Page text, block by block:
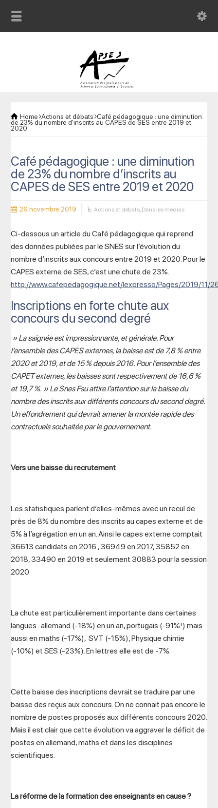
Home Actions et débats Café pédagogique : une diminution
de 23% du nombre d'inscrits au CAPES de SES entre 2019 et
2020
Café pédagogique : une diminution
de 23% du nombre d’inscrits au
CAPES de SES entre 2019 et 2020
26 novembre 2019 Actions et débats, Dans les médias
Ci-dessous un article du Café pédagogique qui reprend
des données publiées par le SNES sur l’évolution du
nombre d’inscrits aux concours entre 2019 et 2020. Pour le
CAPES externe de SES, c’est une chute de 23%.
http://www.cafepedagogique.net/lexpresso/Pages/2019/11/
Inscriptions en forte chute aux
concours du second degré
» La saignée est impressionnante, et générale. Pour
l’ensemble des CAPES externes, la baisse est de 7,8 % entre
2020 et 2019, et de 15 % depuis 2016. Pour l’ensemble des
CAPET externes, les baisses sont respectivement de 16,6 %
et 19,7 %. » Le Snes Fsu attire l’attention sur la baisse du
nombre des inscrits aux différents concours du second degré.
Un effondrement qui devrait amener la montée rapide des
contractuels souhaitée par le gouvernement.
Vers une baisse du recrutement
Les statistiques parlent d’elles-mêmes avec un recul de
près de 8% du nombre des inscrits au capes externe et de
5% à l’agrégation en un an. Ainsi le capes externe comptait
36613 candidats en 2016 , 36949 en 2017, 35852 en
2018, 33490 en 2019 et seulement 30883 pour la session
2020.
La chute est particulièrement importante dans certaines
langues : allemand (-18%) en un an, portugais (-91%!) mais
aussi en maths (-17%), SVT (-15%), Physique chimie
(-10%) et SES (-23%). En lettres elle est de -7%.
Cette baisse des inscriptions devrait se traduire par une
baisse des reçus aux concours. On ne connait pas encore le
nombre de postes proposés aux différents concours 2020.
Mais il est clair que cette évolution va aggraver le déficit de
postes en allemand, maths et dans les disciplines
scientifiques.
La réforme de la formation des enseignants en cause ?